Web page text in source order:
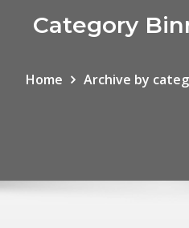
Category
Home Archive by